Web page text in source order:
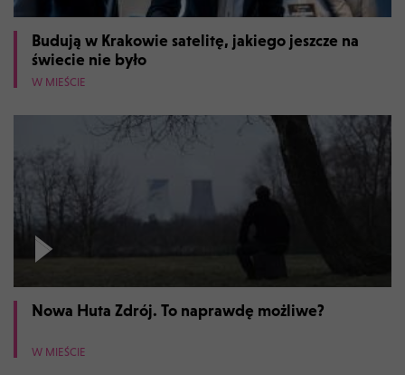
Budują w Krakowie satelitę, jakiego jeszcze na
świecie nie było
W MIEŚCIE
Nowa Huta Zdrój. To naprawdę możliwe?
W MIEŚCIE